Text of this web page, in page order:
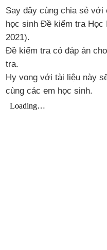
Say đây cùng chia sẻ với
học sinh Đề kiểm tra Học
2021).
Đề kiểm tra có đáp án
tra.
Hy vọng với tài liệu này
cùng các em học sinh.